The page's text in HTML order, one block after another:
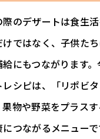
のデザートは食生
ではなく、子供た
にもつながります
シピは、「リポビ
物や野菜をプラス
つながるメニュー